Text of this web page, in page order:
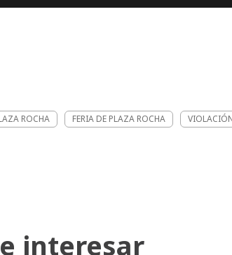
ROCHA FERIA DE PLAZA ROCHA
interesar